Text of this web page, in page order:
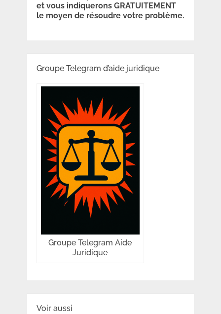
et vous indiquerons GRATUITEMENT
le moyen de résoudre votre problème.
Groupe Telegram d’aide juridique
Groupe Telegram Aide
Juridique
Voir aussi